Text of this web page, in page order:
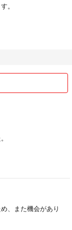
。
、また機会があり